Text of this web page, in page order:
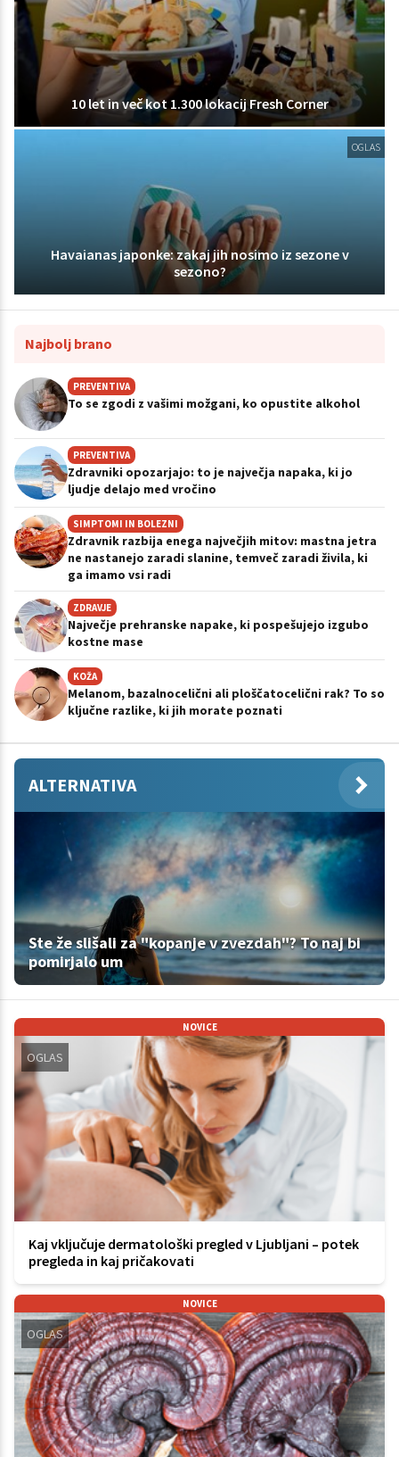
10 let in več kot 1.300 lokacij Fresh Corner
OGLAS
Havaianas japonke: zakaj jih nosimo iz sezone v
sezono?
Najbolj brano
PREVENTIVA
To se zgodi z vašimi možgani, ko opustite alkohol
PREVENTIVA
Zdravniki opozarjajo: to je največja napaka, ki jo
ljudje delajo med vročino
SIMPTOMI IN BOLEZNI
Zdravnik razbija enega največjih mitov: mastna jetra
ne nastanejo zaradi slanine, temveč zaradi živila, ki
ga imamo vsi radi
ZDRAVJE
Največje prehranske napake, ki pospešujejo izgubo
kostne mase
KOŽA
Melanom, bazalnocelični ali ploščatocelični rak? To so
ključne razlike, ki jih morate poznati
ALTERNATIVA
Ste že slišali za "kopanje v zvezdah"? To naj bi
pomirjalo um
NOVICE
OGLAS
Kaj vključuje dermatološki pregled v Ljubljani – potek
pregleda in kaj pričakovati
NOVICE
OGLAS